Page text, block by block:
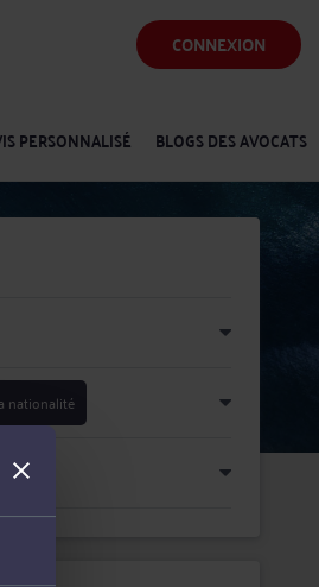
CONNEXION
PERSONNALISÉ BLOGS DES AVOCATS
nationalité